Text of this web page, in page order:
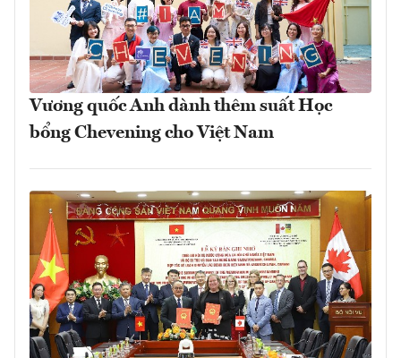
Vương quốc Anh dành thêm suất Học
bổng Chevening cho Việt Nam